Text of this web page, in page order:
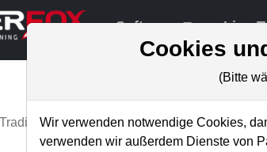
Software Live-
Tradingerfolge
Cookies
(Bitte
Wir verwenden notwendige Cookies,
verwenden wir außerdem Dienste von